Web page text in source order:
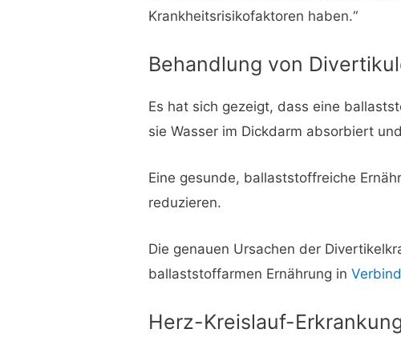
Krankheitsrisikofaktoren haben.“
Behandlung von
Es hat sich gezeigt, dass eine
sie Wasser im Dickdarm absorbiert
Eine gesunde, ballaststoffreiche
reduzieren.
Die genauen Ursachen der
ballaststoffarmen Ernährung in
Herz-Kreislauf-